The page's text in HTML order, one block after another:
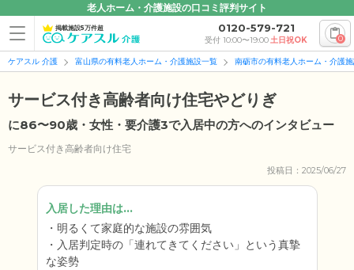
老人ホーム・介護施設の口コミ評判サイト
掲載施設5万件超 0120-579-721
受付 10:00〜19:00土日祝OK 0
ケアスル 介護 富山県の有料老人ホーム・介護施設一覧 南砺市の有料老人ホーム・介護
サービス付き高齢者向け住宅やどりぎ
に86〜90歳・女性・要介護3で入居中の方へのインタビュー
サービス付き高齢者向け住宅
投稿日：2025/06/27
入居した理由は...
明るくて家庭的な施設の雰囲気
入居判定時の「連れてきてください」という真摯
な姿勢